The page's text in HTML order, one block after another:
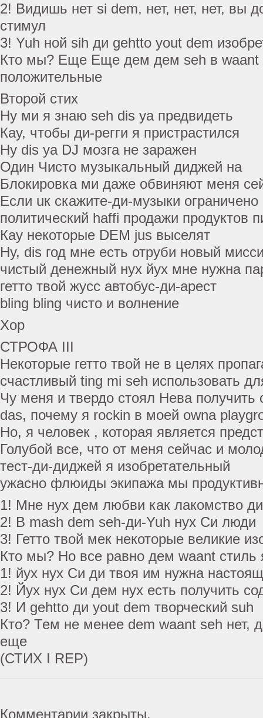
2! Видишь нет si dem, нет, нет, нет, вы
стимул
3! Yuh ной sih ди gehtto yout dem
Кто мы? Еще Еще дем дем seh в waant
положительные
Второй стих
Ну ми я знаю seh dis ya предвидеть
Кау, чтобы ди-регги я пристрастился
Ну dis ya DJ мозга не заражен
Один Чисто музыкальный диджей на
Блокировка ми даже обвиняют меня
Если uк скажите-ди-музыки ограничено
политический haffi продажи продуктов
Кау некоторые DEM jus выселят
Ну, dis год мне есть отруби новый
чистый денежный нух йух мне нужна
гетто твой жусс автобус-ди-арест
bling bling чисто и волнение
Хор
СТРОФА III
Некоторые гетто твой не в целях
счастливый ting mi seh использовать
Чу меня и твердо стоял Нева получить
das, почему я rockin в моей owna
Но, я человек , которая является
Голубой все, что от меня сейчас и
тест-ди-диджей я изобретательный
ужасно флюиды экипажа мы
1! Мне нух дем любви как лакомство
2! В mash dem seh-ди-Yuh нух Си люди
3! Гетто твой мек некоторые великие
Кто мы? Но все равно дем waant
1! йух нух Си ди твоя им нужна
2! Йух нух Си дем нух есть получить
3! И gehtto ди yout dem творческий suh
Кто? Тем не менее dem waant seh нет,
еще
(СТИХ I REP)
Комментарии закрыты.